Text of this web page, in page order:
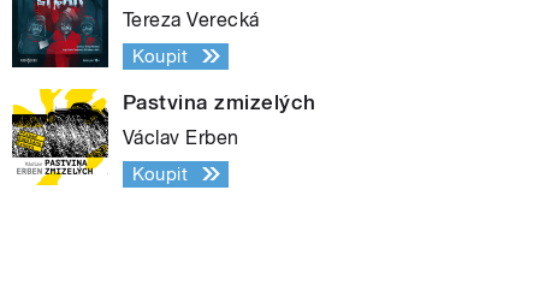
Tereza Verecká
Koupit
Pastvina zmizelých
Václav Erben
Koupit